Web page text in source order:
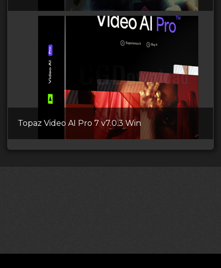
Topaz Video AI Pro 7 v7.0.3 Win